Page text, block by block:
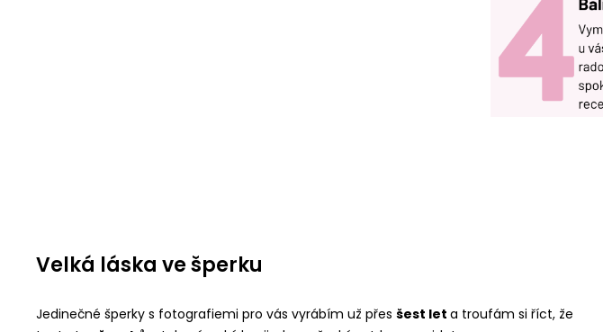
Velká láska ve šperku
Jedinečné šperky s fotografiemi pro vás vyrábím už přes šest let a troufám si říct, že